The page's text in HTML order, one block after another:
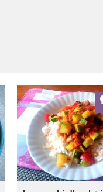
Dodaj do